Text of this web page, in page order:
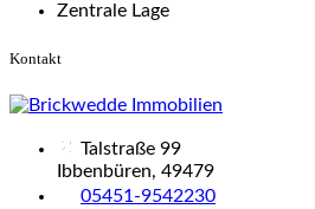
Zentrale Lage
Kontakt
Talstraße 99
Ibbenbüren, 49479
05451-9542230